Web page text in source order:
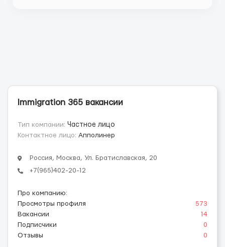
Immigration 365 вакансии
Тип компании: Частное лицо
Контактное лицо: Апполинер
Россия, Москва, Ул. Братиславская, 20
+7(965)402-20-12
Про компанию:
Просмотры профиля
573
Вакансии
14
Подписчики
0
Отзывы
0